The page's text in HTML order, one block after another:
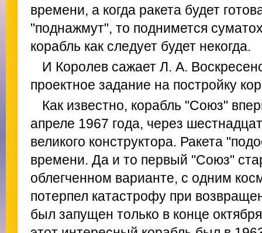
времени, а когда ракета будет
"поднажмут", то поднимется
корабль как следует будет некогда.
И Королев сажает Л. А.
проектное задание на постройку
Как известно, корабль "Союз"
апреле 1967 года, через
великого конструктора. Ракета
времени. Да и то первый "Союз"
облегченном варианте, с одним
потерпел катастрофу при
был запущен только в конце